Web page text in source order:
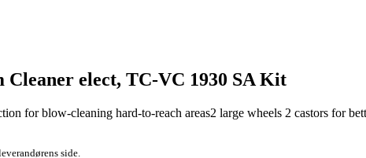
elect, TC-VC 1930 SA Kit
for blow-cleaning hard-to-reach areas2 large wheels 2 castors for
side.